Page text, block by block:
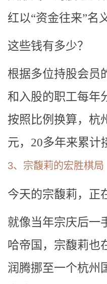
红以“资金往来”名
这些钱有多少？
根据多位持股会员
和入股的职工每年
按照比例换算，杭
元，20多年来累计
3、宗馥莉的宏胜棋局
今天的宗馥莉，正
就像当年宗庆后一
哈帝国，宗馥莉也
润腾挪至一个杭州